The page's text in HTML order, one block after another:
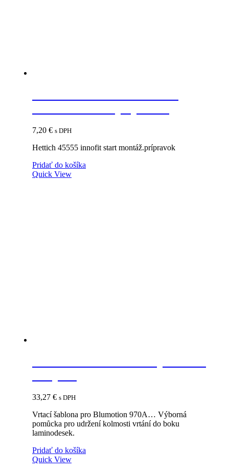
7,20 € s DPH
Hettich 45555 innofit start montáž.prípravok
Pridať do košíka
Quick View
33,27 € s DPH
Vrtací šablona pro Blumotion 970A… Výborná
pomůcka pro udržení kolmosti vrtání do boku
laminodesek.
Pridať do košíka
Quick View